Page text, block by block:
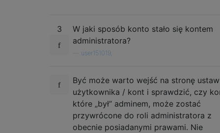
3
W jaki sposób konto stało się kontem
administratora?
user151019,
Być może warto wejść na stronę
użytkownika / kont i sprawdzić, czy
które „był” adminem, może zostać
przywrócone do roli administratora z
obecnie posiadanymi prawami. Nie